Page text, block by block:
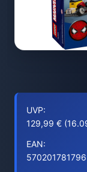
UVP:
129,99 €
EAN: